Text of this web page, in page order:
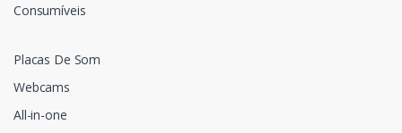
Consumíveis
Placas De Som
Webcams
All-in-one